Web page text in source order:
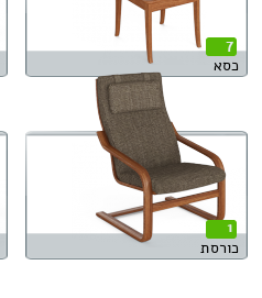
7
כסא
1
כורסת